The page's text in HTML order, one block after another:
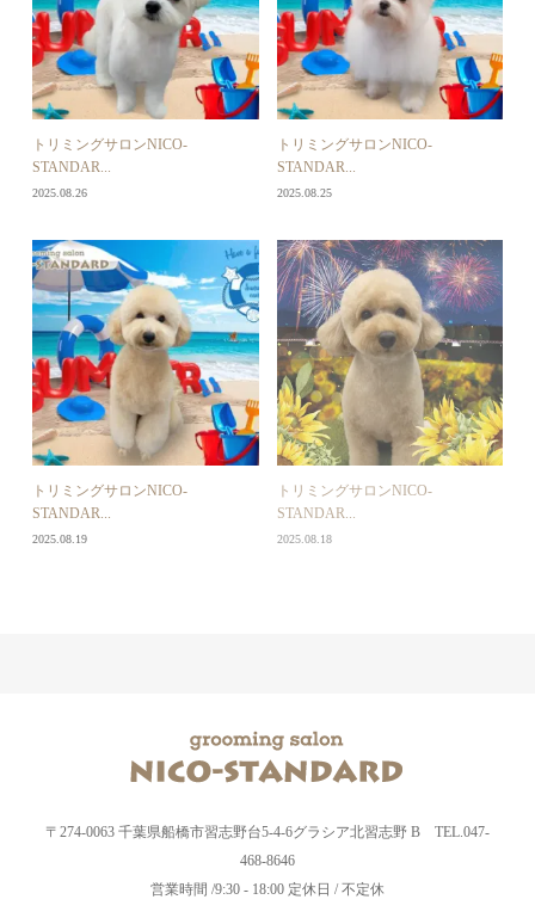
トリミングサロンNICO-
STANDAR...
2025.08.26
トリミングサロンNICO-
STANDAR...
2025.08.25
トリミングサロンNICO-
STANDAR...
2025.08.19
トリミングサロンNICO-
STANDAR...
2025.08.18
〒274-0063 千葉県船橋市習志野台5-4-6グラシア北習志野 B TEL.047-
468-8646
営業時間 /9:30 - 18:00 定休日 / 不定休